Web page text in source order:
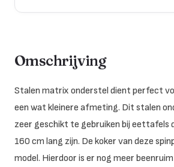
Omschrijving
Stalen matrix onderstel dient perfect
een wat kleinere afmeting. Dit stalen
zeer geschikt te gebruiken bij eettafels
160 cm lang zijn. De koker van deze
model. Hierdoor is er nog meer